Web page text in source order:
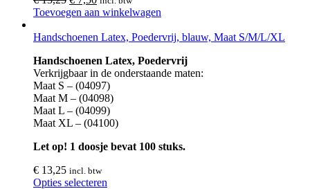
Toevoegen aan winkelwagen
Handschoenen Latex, Poedervrij, blauw, Maat S/M/L/XL
Handschoenen Latex, Poedervrij
Verkrijgbaar in de onderstaande maten:
Maat S – (04097)
Maat M – (04098)
Maat L – (04099)
Maat XL – (04100)
Let op! 1 doosje bevat 100 stuks.
€ 13,25 incl. btw
Opties selecteren